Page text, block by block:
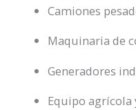
Camiones
Maquinaria de
Generadores
Equipo agrícola